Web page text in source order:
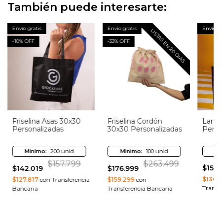
También puede interesarte:
Envío gratis
-10% OFF
Friselina Asas 30x30
Personalizadas
Minimo: 200 unid
$142.019
$157.799
$127.817con Transferencia
Bancaria
Envío gratis
-33% OFF LISTAS EN 20 DIAS
Friselina Cordón
30x30 Personalizadas
Minimo: 100 unid
$176.999
$263.499
$159.299con
Transferencia Bancaria
Envío